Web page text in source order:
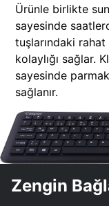
Ürünle birlikte
sayesinde
tuşlarındaki
kolaylığı sağlar.
sayesinde
sağlanır.
Zengin